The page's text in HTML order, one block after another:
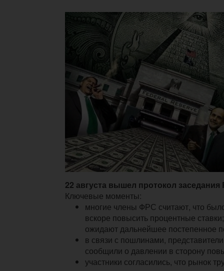
22 августа вышел протокол заседания
Ключевые моменты:
многие члены ФРС считают, что
вскоре повысить процентные
ожидают дальнейшее постепенное
в связи с пошлинами,
сообщили о давлении в сторону
участники согласились, что рынок